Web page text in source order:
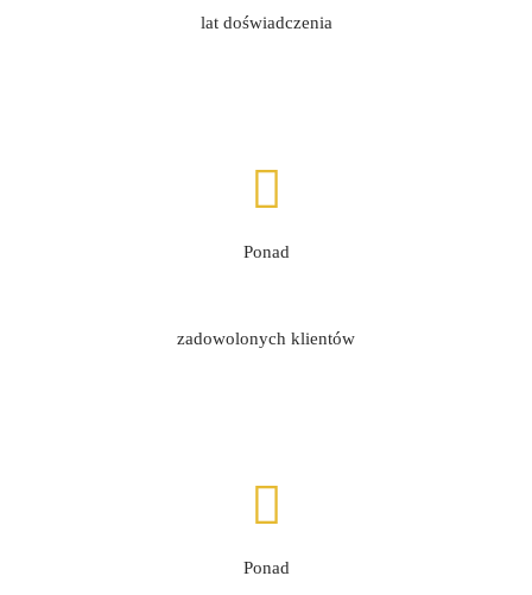
lat doświadczenia
Ponad
zadowolonych klientów
Ponad